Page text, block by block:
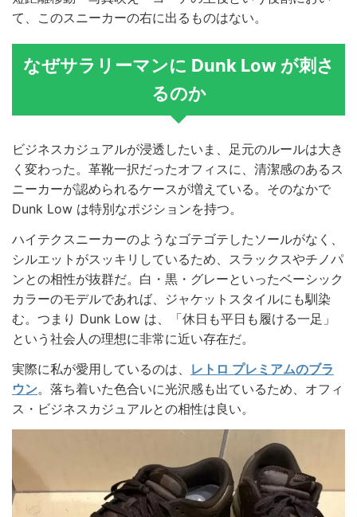
て、このスニーカーの右に出るものはない。
なぜサラリーマンに Dunk Low が刺さ
るのか
ビジネスカジュアルが浸透したいま、足元のルールは大き
く変わった。革靴一択だったオフィスに、清潔感のあるス
ニーカーが認められるケースが増えている。そのなかで
Dunk Low は特別なポジションを持つ。
ハイテクスニーカーのようなゴテゴテしたソールがなく、
シルエットがスッキリしているため、スラックスやチノパ
ンとの相性が抜群だ。白・黒・グレーといったベーシック
カラーのモデルであれば、ジャケットスタイルにも馴染
む。つまり Dunk Low は、「休日も平日も履ける一足」
という社会人の理想に非常に近い存在だ。
実際に私が愛用しているのは、 レトロ プレミアムのブラ
ウン。落ち着いた色合いに光沢感も出ているため、オフィ
ス・ビジネスカジュアルとの相性は良い。